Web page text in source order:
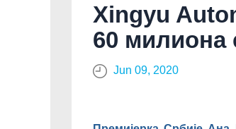
Xingyu
60 милиона
Jun 09, 2020